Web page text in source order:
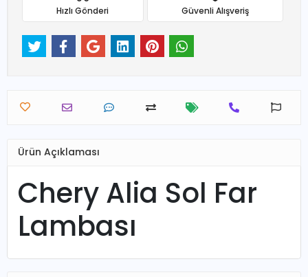
Hızlı Gönderi Güvenli Alışveriş
Ürün Açıklaması
Chery Alia Sol Far
Lambası